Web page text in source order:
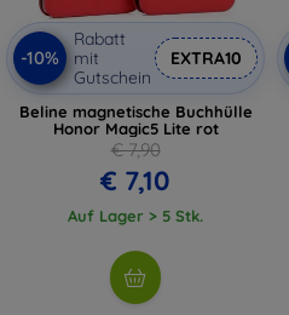
-10%
Rabatt
mit
Gutschein
EXTRA10
Beline magnetische Buchhülle
Honor Magic5 Lite rot
€ 7,90
€ 7,10
Auf Lager > 5 Stk.